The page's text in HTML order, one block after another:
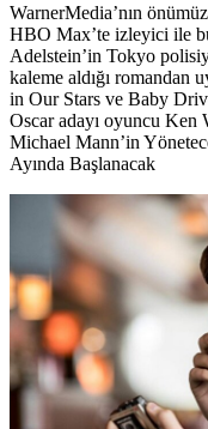
WarnerMedia’nın
HBO Max’te izleyici ile
Adelstein’in Tokyo
kaleme aldığı romandan
in Our Stars ve Baby
Oscar adayı oyuncu Ken
Michael Mann’in
Ayında Başlanacak